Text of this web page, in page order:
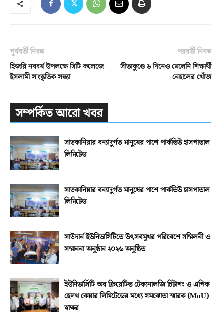
পূর্ববর্তী নিবন্ধ
হিজরি নববর্ষ উপলক্ষে সিটি কলেজে
ইসলামী সাংস্কৃতিক সন্ধ্যা
পরবর্তী নিবন্ধ
সীতাকুণ্ডে ৬ দিনেও মেলেনি শিক্ষার্থী
নেহালের খোঁজ
সম্পর্কিত আরো খবর
সাতকানিয়ার বন্যাদুর্গত মানুষের পাশে পার্কভিউ হাসপাতাল
লিমিটেড
সাতকানিয়ার বন্যাদুর্গত মানুষের পাশে পার্কভিউ হাসপাতাল
লিমিটেড
সাউদার্ন ইউনিভার্সিটিতে উৎসবমুখর পরিবেশে সম্মিলনী ও
সম্মাননা অনুষ্ঠান ২০২৬ অনুষ্ঠিত
ইউনিভার্সিটি অব ক্রিয়েটিভ টেকনোলজি চিটাগং ও এপিক
হেলথ কেয়ার লিমিটেডের মধ্যে সমঝোতা স্মারক (MoU)
স্বাক্ষর